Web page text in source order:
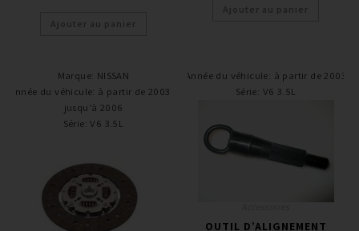
Ajouter au panier
Ajouter au panier
Marque: NISSAN
Année du véhicule: à partir de 2003 /
jusqu’à 2006
Série:V6 3.5L
Année du véhicule: à partir de 2003
Série: V6 3.5L
OUTIL D’ALIGNEMENT